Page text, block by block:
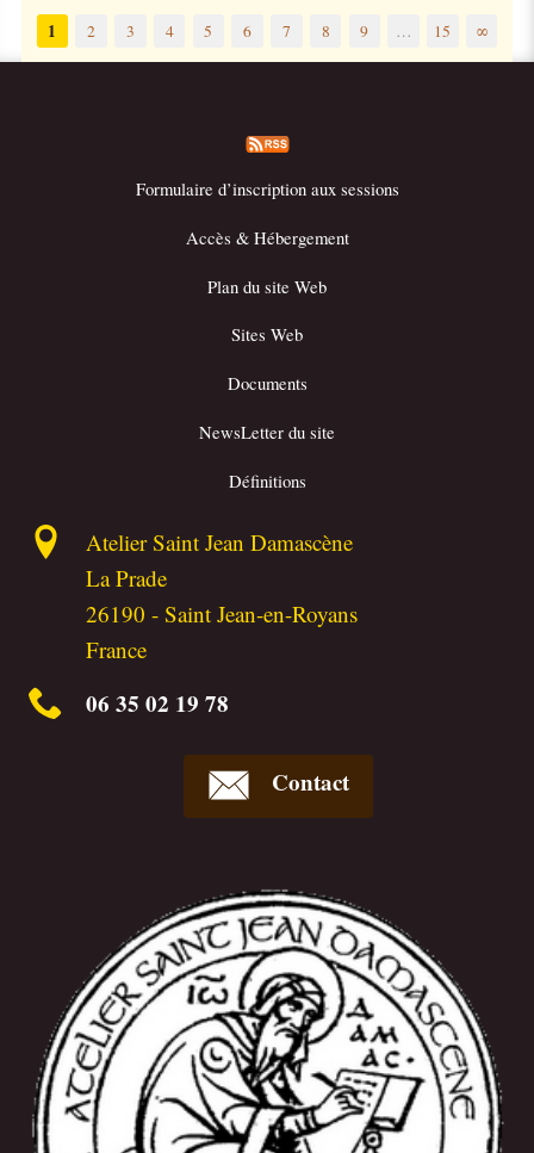
1 2 3 4 5 6 7 8 9 … 15 ∞
Formulaire d’inscription aux sessions
Accès & Hébergement
Plan du site Web
Sites Web
Documents
NewsLetter du site
Définitions
Atelier Saint Jean Damascène
La Prade
26190 -Saint Jean-en-Royans
France
06 35 02 19 78
Contact